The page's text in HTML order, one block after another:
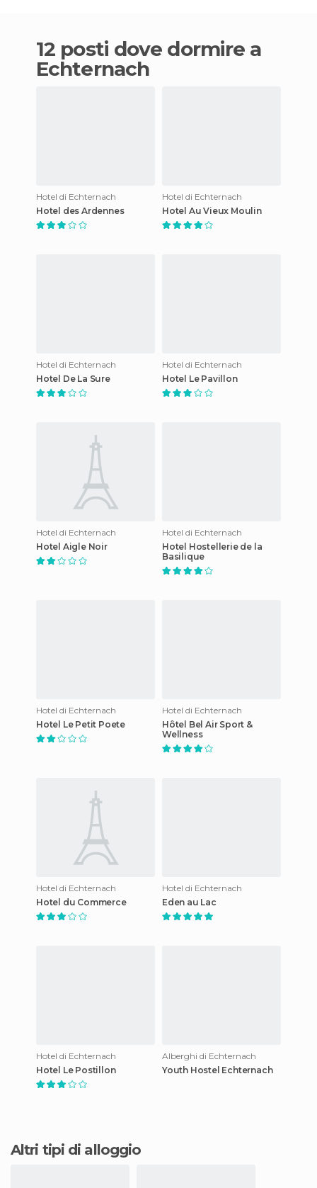
12 posti dove dormire a
Echternach
Hotel di Echternach
Hotel des Ardennes
Hotel di Echternach
Hotel Au Vieux Moulin
Hotel di Echternach
Hotel De La Sure
Hotel di Echternach
Hotel Le Pavillon
Hotel di Echternach
Hotel Aigle Noir
Hotel di Echternach
Hotel Hostellerie de la
Basilique
Hotel di Echternach
Hotel Le Petit Poete
Hotel di Echternach
Hôtel Bel Air Sport &
Wellness
Hotel di Echternach
Hotel du Commerce
Hotel di Echternach
Eden au Lac
Hotel di Echternach
Hotel Le Postillon
Alberghi di Echternach
Youth Hostel Echternach
Altri tipi di alloggio